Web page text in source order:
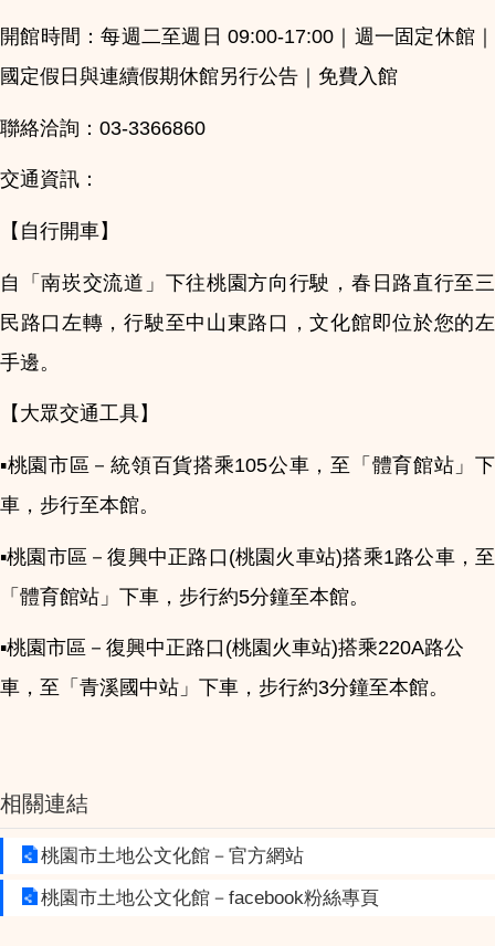
開館時間：每週二至週日 09:00-17:00｜週一固定休館｜
國定假日與連續假期休館另行公告｜免費入館
聯絡洽詢：03-3366860
交通資訊：
【自行開車】
自「南崁交流道」下往桃園方向行駛，春日路直行至三
民路口左轉，行駛至中山東路口，文化館即位於您的左
手邊。
【大眾交通工具】
▪桃園市區－統領百貨搭乘105公車，至「體育館站」下
車，步行至本館。
▪桃園市區－復興中正路口(桃園火車站)搭乘1路公車，至
「體育館站」下車，步行約5分鐘至本館。
▪桃園市區－復興中正路口(桃園火車站)搭乘220A路公
車，至「青溪國中站」下車，步行約3分鐘至本館。
相關連結
桃園市土地公文化館－官方網站
桃園市土地公文化館－facebook粉絲專頁